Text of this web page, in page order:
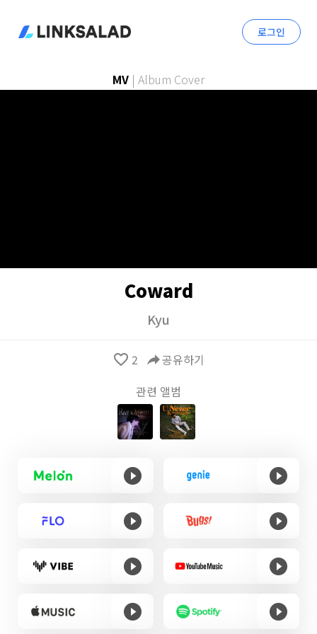
로그인
MV | Album Cover
Coward
Kyu
favorite_border 2 reply공유하기
관련 앨범